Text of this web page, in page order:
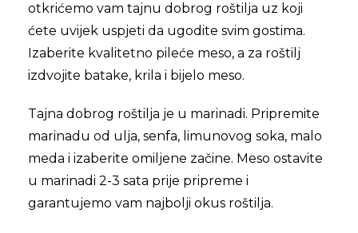
otkrićemo vam tajnu dobrog roštilja uz koji
ćete uvijek uspjeti da ugodite svim gostima.
Izaberite kvalitetno pileće meso, a za roštilj
izdvojite batake, krila i bijelo meso.
Tajna dobrog roštilja je u marinadi. Pripremite
marinadu od ulja, senfa, limunovog soka, malo
meda i izaberite omiljene začine. Meso ostavite
u marinadi 2-3 sata prije pripreme i
garantujemo vam najbolji okus roštilja.